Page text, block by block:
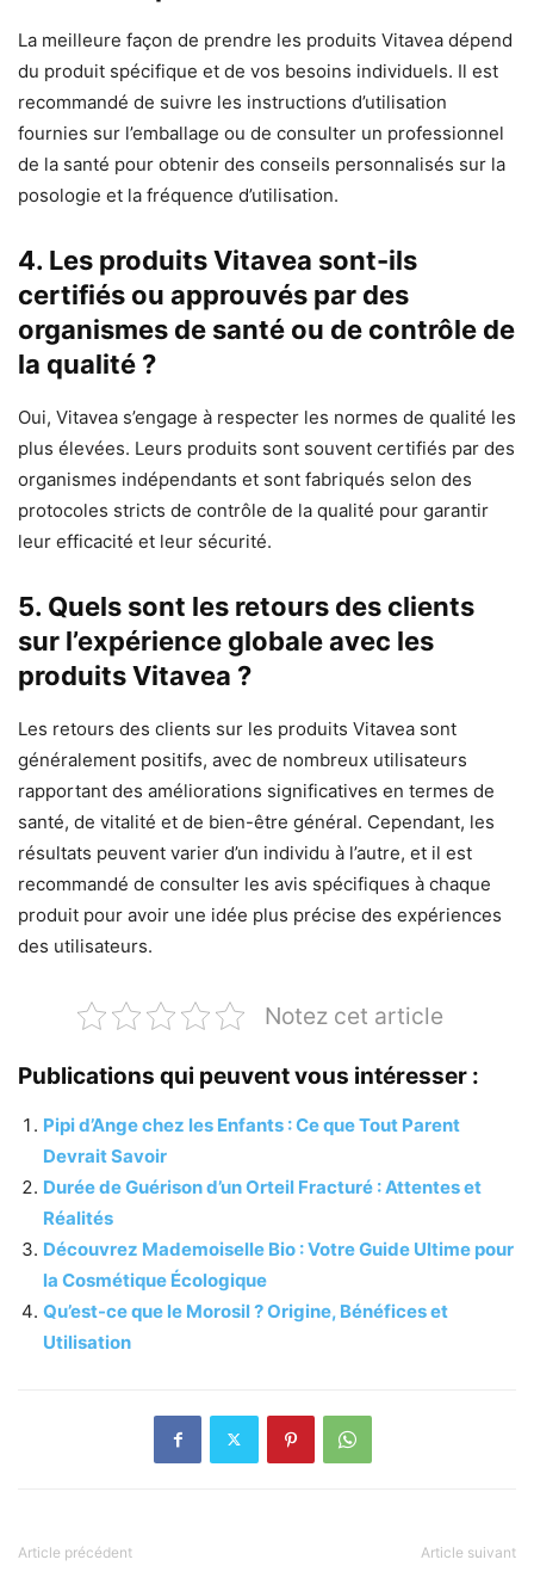
La meilleure façon de prendre les produits Vitavea dépend
du produit spécifique et de vos besoins individuels. Il est
recommandé de suivre les instructions d’utilisation
fournies sur l’emballage ou de consulter un professionnel
de la santé pour obtenir des conseils personnalisés sur la
posologie et la fréquence d’utilisation.
4. Les produits Vitavea sont-ils
certifiés ou approuvés par des
organismes de santé ou de contrôle de
la qualité ?
Oui, Vitavea s’engage à respecter les normes de qualité les
plus élevées. Leurs produits sont souvent certifiés par des
organismes indépendants et sont fabriqués selon des
protocoles stricts de contrôle de la qualité pour garantir
leur efficacité et leur sécurité.
5. Quels sont les retours des clients
sur l’expérience globale avec les
produits Vitavea ?
Les retours des clients sur les produits Vitavea sont
généralement positifs, avec de nombreux utilisateurs
rapportant des améliorations significatives en termes de
santé, de vitalité et de bien-être général. Cependant, les
résultats peuvent varier d’un individu à l’autre, et il est
recommandé de consulter les avis spécifiques à chaque
produit pour avoir une idée plus précise des expériences
des utilisateurs.
Notez cet article
Publications qui peuvent vous intéresser :
Pipi d’Ange chez les Enfants : Ce que Tout Parent
Devrait Savoir
Durée de Guérison d’un Orteil Fracturé : Attentes et
Réalités
Découvrez Mademoiselle Bio : Votre Guide Ultime pour
la Cosmétique Écologique
Qu’est-ce que le Morosil ? Origine, Bénéfices et
Utilisation
Article précédent Article suivant